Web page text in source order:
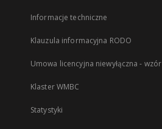
Informacje techniczne
Klauzula informacyjna RODO
Umowa licencyjna niewyłączna - wzór
Klaster WMBC
Statystyki